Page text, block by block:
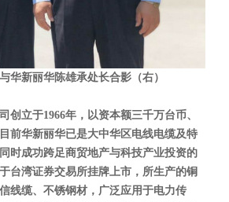
华新丽华陈雄承处长合影（右）
创立于1966年，以资本额三千万台币、
前华新丽华已是大中华区电线电缆及特
时成功跨足商贸地产与科技产业投资的
台湾证券交易所挂牌上市，所生产的铜
线缆、不锈钢材，广泛应用于电力传